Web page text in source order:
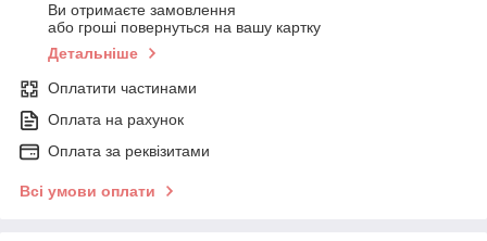
Ви отримаєте замовлення
або гроші повернуться на вашу картку
Детальніше
Оплатити частинами
Оплата на рахунок
Оплата за реквізитами
Всі умови оплати